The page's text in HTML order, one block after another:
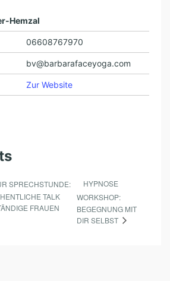
Hemzal
06608767970
bv@barbarafaceyoga.com
Zur Website
SPRECHSTUNDE:
TALK
FRAUEN
HYPNOSE
WORKSHOP:
BEGEGNUNG MIT
DIR SELBST